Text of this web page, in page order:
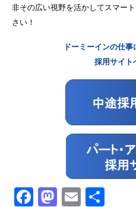
非その広い視野を活かしてスマー
さい！
ドーミーインの仕
採用サイト
Facebook
Mastodon
Email